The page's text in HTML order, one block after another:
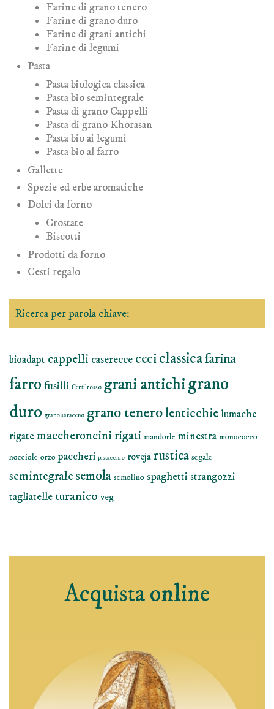
Farine di grano tenero
Farine di grano duro
Farine di grani antichi
Farine di legumi
Pasta
Pasta biologica classica
Pasta bio semintegrale
Pasta di grano Cappelli
Pasta di grano Khorasan
Pasta bio ai legumi
Pasta bio al farro
Gallette
Spezie ed erbe aromatiche
Dolci da forno
Crostate
Biscotti
Prodotti da forno
Cesti regalo
Ricerca per parola chiave:
bioadapt cappelli caserecce ceciclassicafarina
farro fusilli Gentilrosso grani antichigrano
duro grano saraceno grano tenerolenticchielumache
rigatemaccheroncini rigati mandorle minestra monococco
nocciole orzo paccheri pistacchio roveja rustica segale
semintegralesemola semolino spaghetti strangozzi
tagliatelle turanico veg
Acquista online